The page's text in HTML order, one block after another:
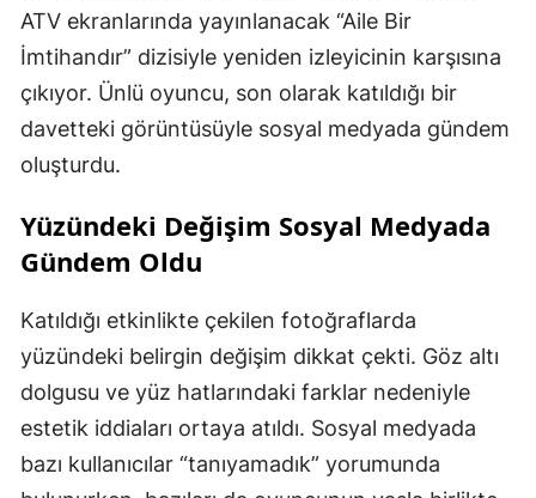
ATV ekranlarında yayınlanacak “Aile Bir
İmtihandır” dizisiyle yeniden izleyicinin karşısına
çıkıyor. Ünlü oyuncu, son olarak katıldığı bir
davetteki görüntüsüyle sosyal medyada gündem
oluşturdu.
Yüzündeki Değişim Sosyal Medyada
Gündem Oldu
Katıldığı etkinlikte çekilen fotoğraflarda
yüzündeki belirgin değişim dikkat çekti. Göz altı
dolgusu ve yüz hatlarındaki farklar nedeniyle
estetik iddiaları ortaya atıldı. Sosyal medyada
bazı kullanıcılar “tanıyamadık” yorumunda